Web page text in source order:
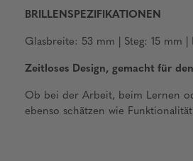
BRILLENSPEZIFIKATIONEN
Glasbreite: 53 mm | Steg: 15 mm
Zeitloses Design, gemacht für
Ob bei der Arbeit, beim Lernen
ebenso schätzen wie